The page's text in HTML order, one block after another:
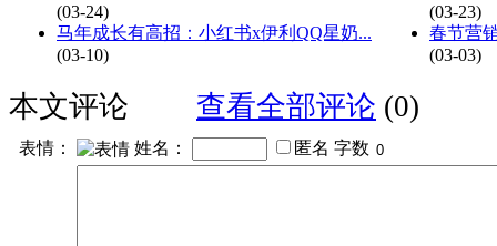
(03-24)
马年成长有高招：小红书x伊利QQ星奶...
(03-10)
(03-23)
春节营
(03-03)
本文评论 查看全部评论 (0)
表情： 姓名： 匿名 字数